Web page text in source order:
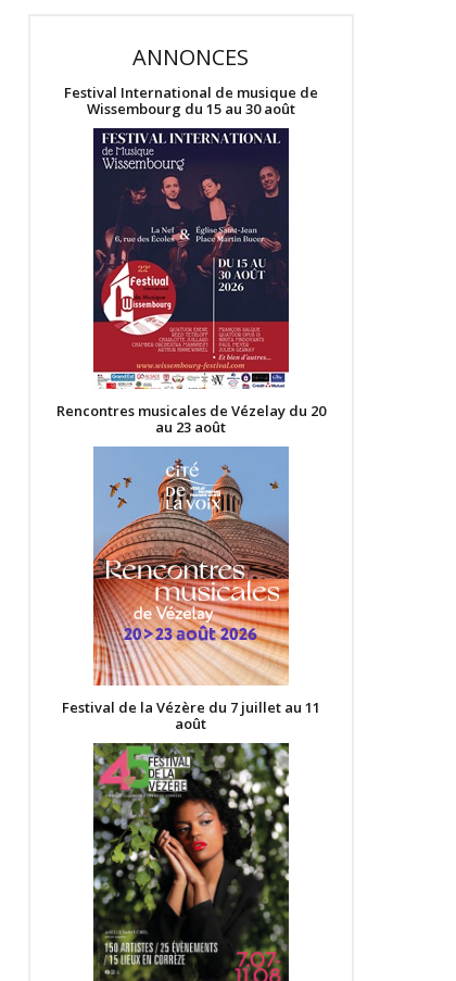
ANNONCES
Festival International de musique de
Wissembourg du 15 au 30 août
Rencontres musicales de Vézelay du 20
au 23 août
Festival de la Vézère du 7 juillet au 11
août